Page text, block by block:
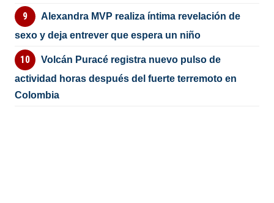
Alexandra MVP realiza íntima revelación de
sexo y deja entrever que espera un niño
Volcán Puracé registra nuevo pulso de
actividad horas después del fuerte terremoto en
Colombia